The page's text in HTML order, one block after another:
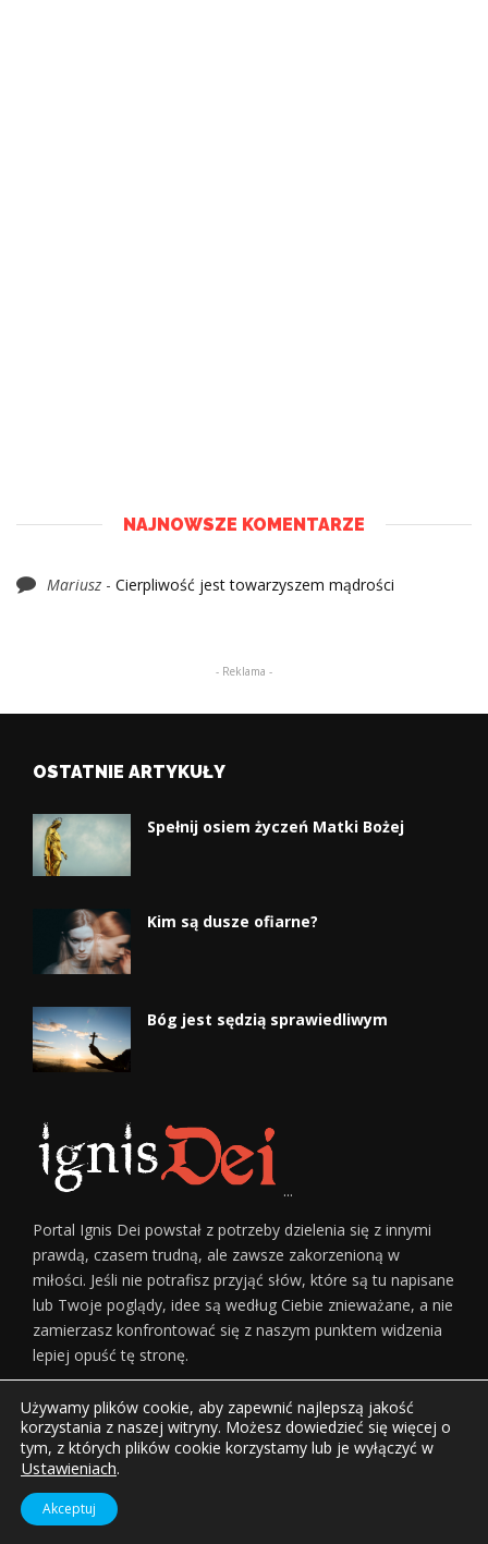
NAJNOWSZE KOMENTARZE
Mariusz - Cierpliwość jest towarzyszem mądrości
- Reklama -
OSTATNIE ARTYKUŁY
Spełnij osiem życzeń Matki Bożej
Kim są dusze ofiarne?
Bóg jest sędzią sprawiedliwym
...
Portal Ignis Dei powstał z potrzeby dzielenia się z innymi
prawdą, czasem trudną, ale zawsze zakorzenioną w
miłości. Jeśli nie potrafisz przyjąć słów, które są tu napisane
lub Twoje poglądy, idee są według Ciebie znieważane, a nie
zamierzasz konfrontować się z naszym punktem widzenia
lepiej opuść tę stronę.
Home O Nas
© Copyright
Górnicki Invest sp. z o.o.
Używamy plików cookie, aby zapewnić najlepszą jakość
korzystania z naszej witryny. Możesz dowiedzieć się więcej o
tym, z których plików cookie korzystamy lub je wyłączyć w
Ustawieniach.
Akceptuj